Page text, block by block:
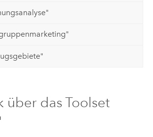
über das Toolset